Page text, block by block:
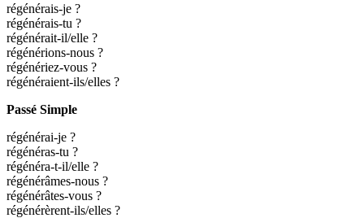
régénérais-je ?
régénérais-tu ?
régénérait-il/elle ?
régénérions-nous ?
régénériez-vous ?
régénéraient-ils/elles ?
Passé Simple
régénérai-je ?
régénéras-tu ?
régénéra-t-il/elle ?
régénérâmes-nous ?
régénérâtes-vous ?
régénérèrent-ils/elles ?